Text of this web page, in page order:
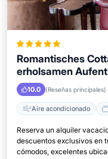
Romantisches
erholsamen
10.0 (Reseñas principales)
Aire acondicionado
Reserva un alquiler
descuentos exclusivos en
cómodos, excelentes